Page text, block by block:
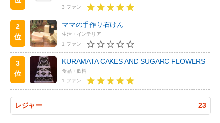
3 ファン
2
位
ママの手作り石けん
生活・インテリア
1 ファン
3
位
KURAMATA CAKES AND SUGARC FLOWERS
食品・飲料
1 ファン
レジャー 23